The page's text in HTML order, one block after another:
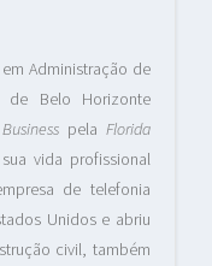
Administração de
de Belo Horizonte
pelaFlorida
vida profissional
de telefonia
Unidos e abriu
civil, também